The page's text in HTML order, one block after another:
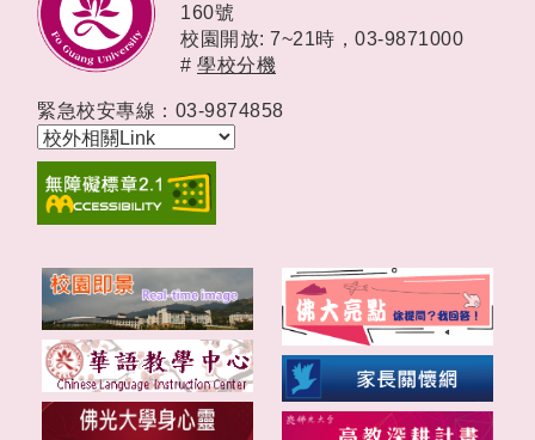
160號
校園開放: 7~21時， 03-9871000
# 學校分機
緊急校安專線：03-9874858